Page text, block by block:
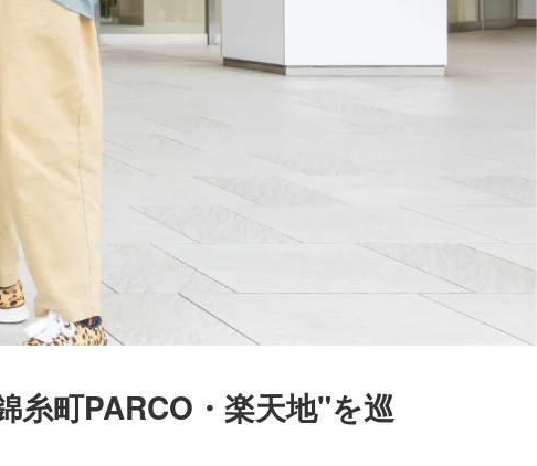
糸町PARCO・楽天地"を巡